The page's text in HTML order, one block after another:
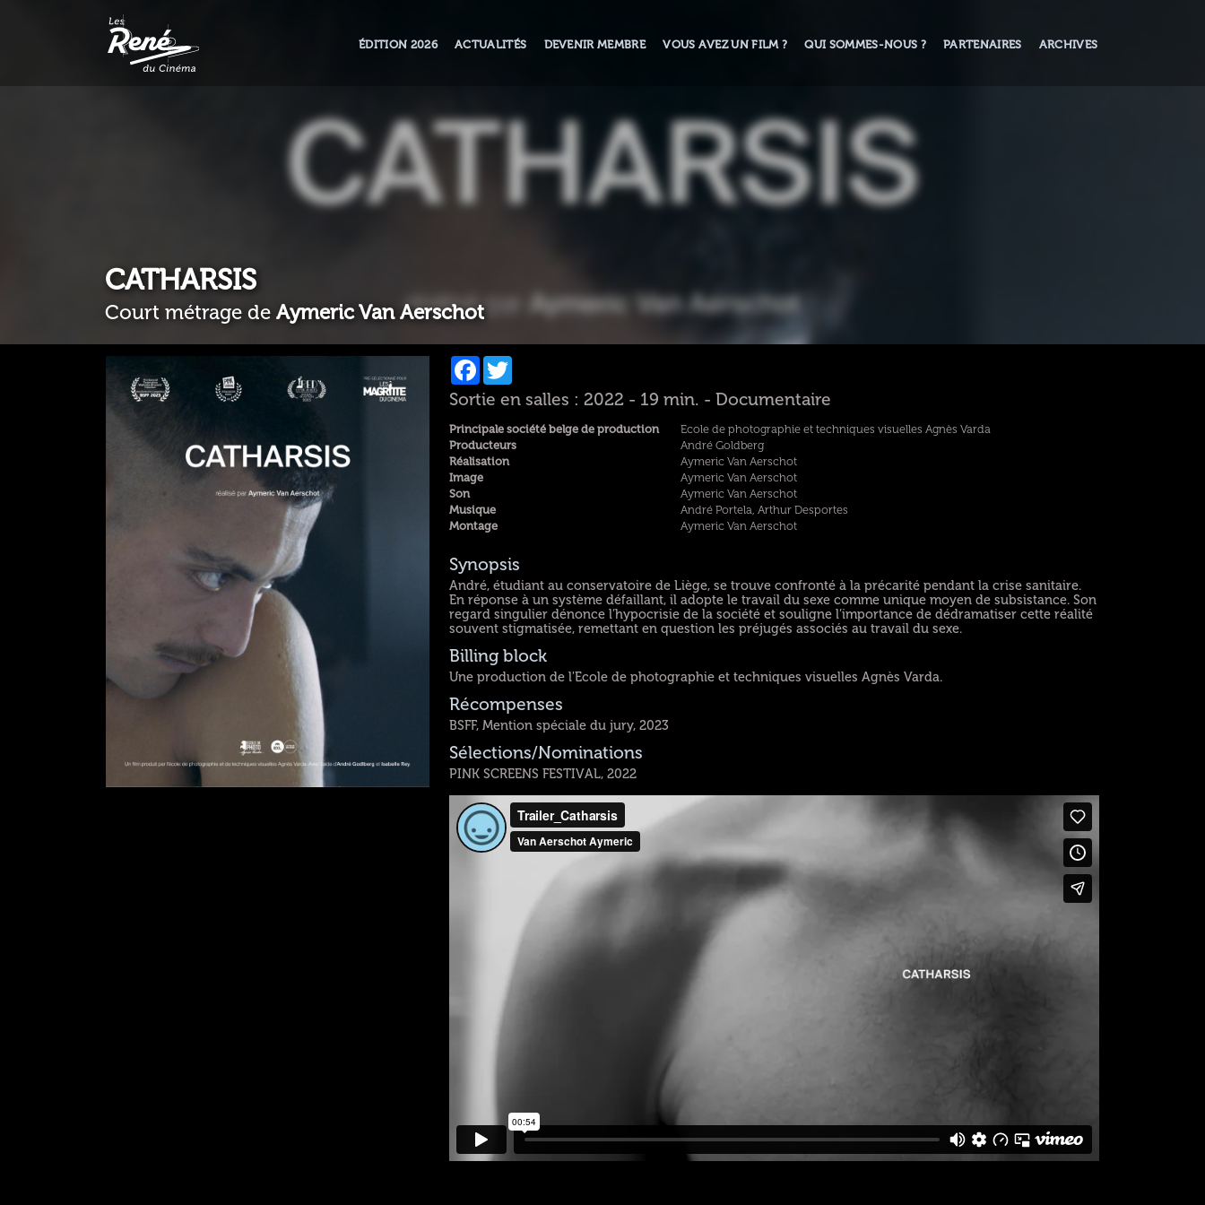
ÉDITION 2026 ACTUALITÉS DEVENIR MEMBRE VOUS AVEZ UN FILM ? QUI SOMMES-NOUS ? PARTENAIRES ARCHIVES
CATHARSIS
Court métrage de Aymeric Van Aerschot
Facebook
Sortie en salles : 2022 - 19 min. - Documentaire
Principale société belge de production
Ecole de photographie et techniques visuelles Agnès Varda
Producteurs
André Goldberg
Réalisation
Aymeric Van Aerschot
Image
Aymeric Van Aerschot
Son
Aymeric Van Aerschot
Musique
André Portela, Arthur Desportes
Montage
Aymeric Van Aerschot
Synopsis
André, étudiant au conservatoire de Liège, se trouve confronté à la précarité pendant la crise sanitaire.
En réponse à un système défaillant, il adopte le travail du sexe comme unique moyen de subsistance. Son
regard singulier dénonce l’hypocrisie de la société et souligne l’importance de dédramatiser cette réalité
souvent stigmatisée, remettant en question les préjugés associés au travail du sexe.
Billing block
Une production de l'Ecole de photographie et techniques visuelles Agnès Varda.
Récompenses
BSFF, Mention spéciale du jury, 2023
Sélections/Nominations
PINK SCREENS FESTIVAL, 2022